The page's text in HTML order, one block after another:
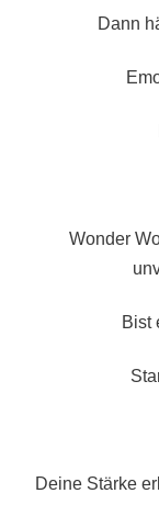
Dann
Wonder
Bist
Deine Stärke